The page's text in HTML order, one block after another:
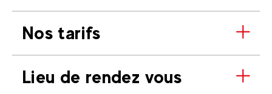
Nos tarifs
Lieu de rendez vous